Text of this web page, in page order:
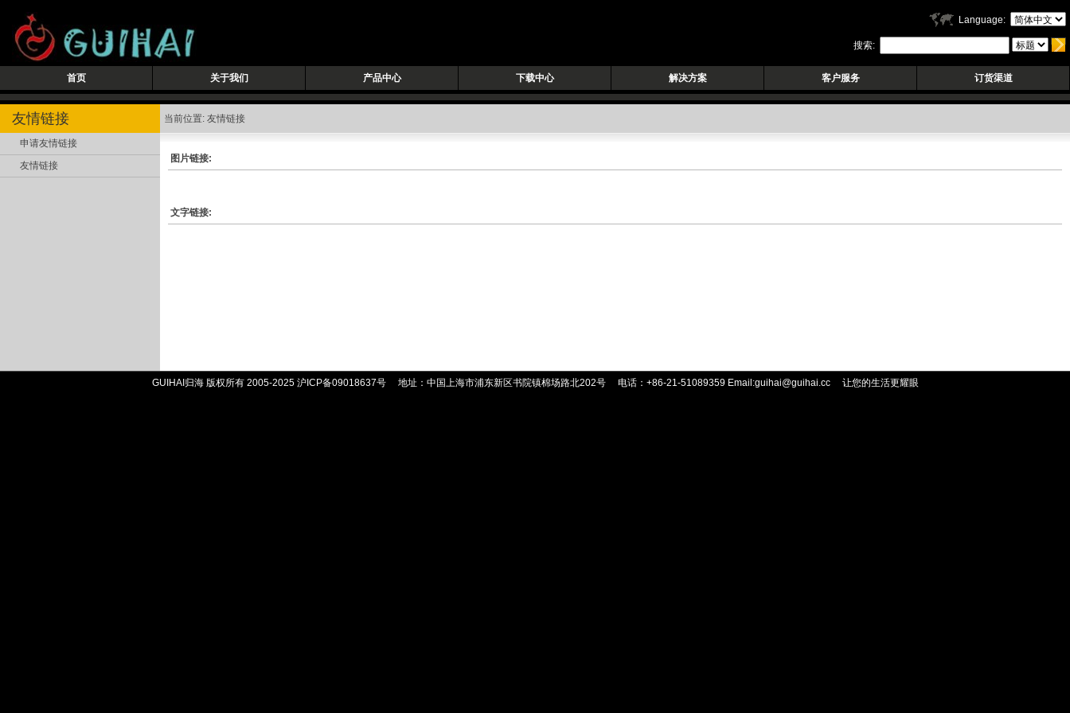
Language:
搜索:
首页 关于我们 产品中心 下载中心 解决方案 客户服务 订货渠道
当前位置: 友情链接
图片链接:
文字链接:
友情链接
申请友情链接
友情链接
GUIHAI归海 版权所有 2005-2025 沪ICP备09018637号 地址：中国上海市浦东新区书院镇棉场路北202号 电话：+86-21-51089359 Email:guihai@guihai.cc 让您的生活更耀眼